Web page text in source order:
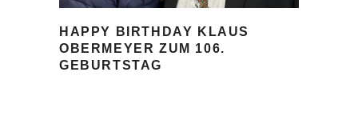
HAPPY BIRTHDAY KLAUS
OBERMEYER ZUM 106.
GEBURTSTAG